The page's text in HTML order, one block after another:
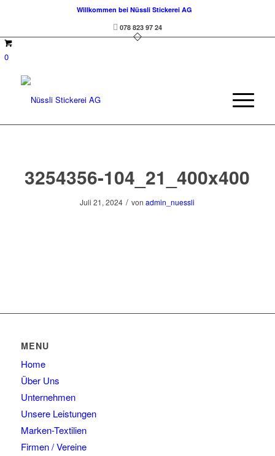
Willkommen bei Nüssli Stickerei AG
078 823 97 24
0
3254356-104_21_400x400
Juli 21, 2024 / vonadmin_nuessli
MENU
Home
Über Uns
Unternehmen
Unsere Leistungen
Marken-Textilien
Firmen / Vereine